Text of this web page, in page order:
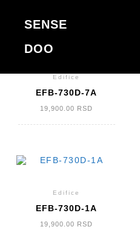
SENSE
DOO
Početna
Edifice
EFB-730D-7A
19,900.00 RSD
Edifice
EFB-730D-1A
19,900.00 RSD